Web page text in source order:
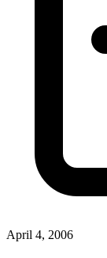
April 4, 2006